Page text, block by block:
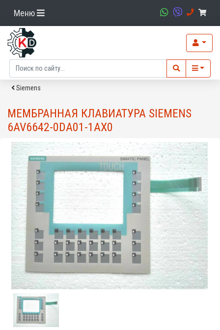
Меню
Siemens
МЕМБРАННАЯ КЛАВИАТУРА SIEMENS
6AV6642-0DA01-1AX0